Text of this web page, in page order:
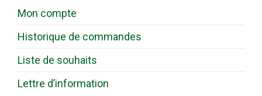
Mon compte
Historique de commandes
Liste de souhaits
Lettre d’information